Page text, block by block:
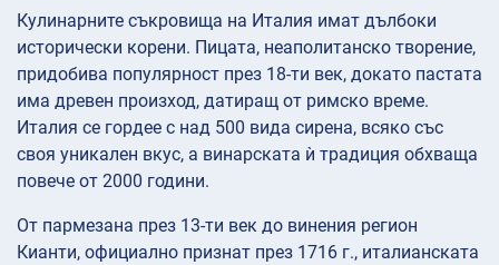
Кулинарните съкровища на Италия имат дълбоки
исторически корени. Пицата, неаполитанско творение,
придобива популярност през 18-ти век, докато пастата
има древен произход, датиращ от римско време.
Италия се гордее с над 500 вида сирена, всяко със
своя уникален вкус, а винарската ѝ традиция обхваща
повече от 2000 години.
От пармезана през 13-ти век до винения регион
Кианти, официално признат през 1716 г., италианската